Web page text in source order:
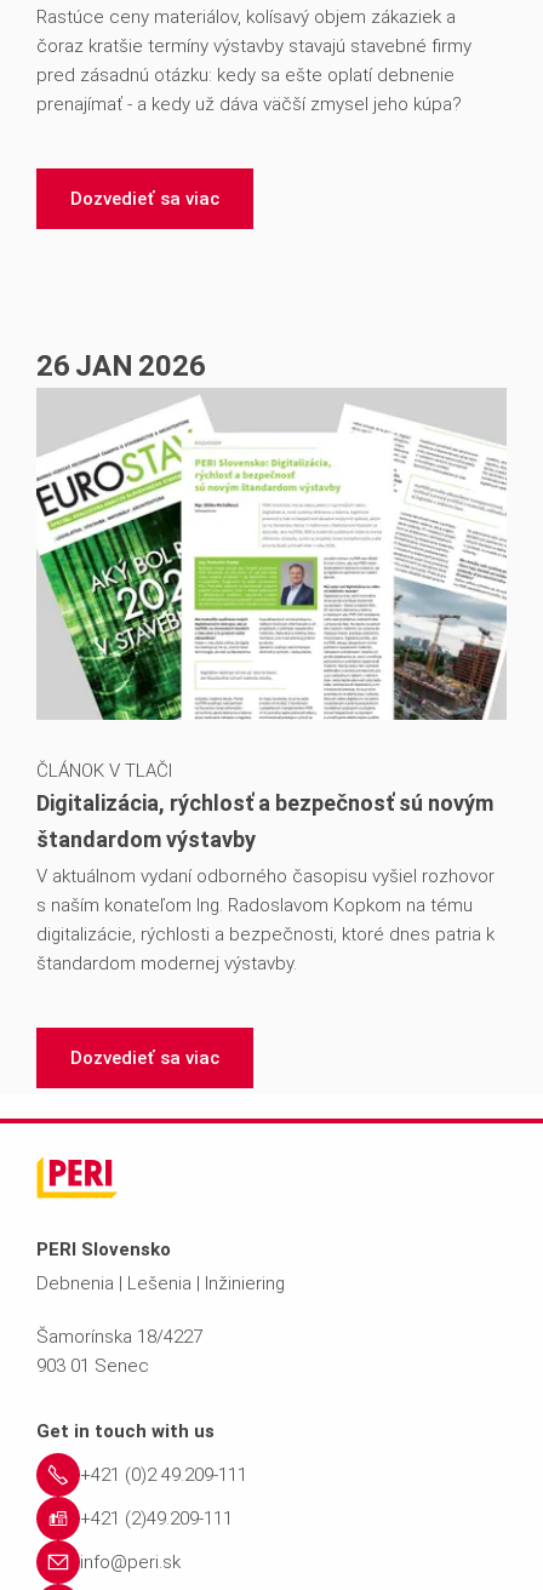
Rastúce ceny materiálov, kolísavý objem zákaziek a
čoraz kratšie termíny výstavby stavajú stavebné firmy
pred zásadnú otázku: kedy sa ešte oplatí debnenie
prenajímať - a kedy už dáva väčší zmysel jeho kúpa?
Dozvedieť sa viac
26 JAN 2026
ČLÁNOK V TLAČI
Digitalizácia, rýchlosť a bezpečnosť sú novým
štandardom výstavby
V aktuálnom vydaní odborného časopisu vyšiel rozhovor
s naším konateľom Ing. Radoslavom Kopkom na tému
digitalizácie, rýchlosti a bezpečnosti, ktoré dnes patria k
štandardom modernej výstavby.
Dozvedieť sa viac
PERI Slovensko
Debnenia | Lešenia | Inžiniering
Šamorínska 18/4227
903 01 Senec
Get in touch with us
+421 (0)2 49.209-111
+421 (2)49.209-111
info@peri.sk